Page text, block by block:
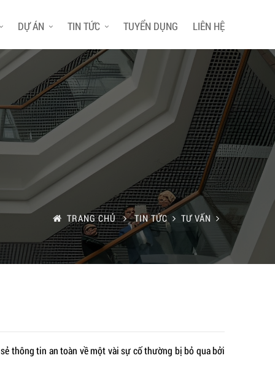
DỰ ÁN TIN TỨC TUYỂN DỤNG LIÊN HỆ
TRANG CHỦ TIN TỨC TƯ VẤN
thông tin an toàn về một vài sự cố thường bị bỏ qua bởi